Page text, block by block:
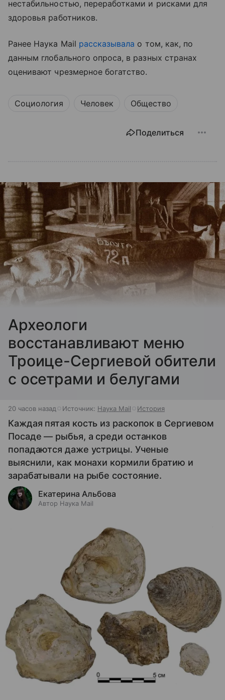
нестабильностью, переработками и рисками для
здоровья работников.
Ранее Наука Mail рассказывала о том, как, по
данным глобального опроса, в разных странах
оценивают чрезмерное богатство.
Социология Человек Общество
Поделиться
Археологи
восстанавливают меню
Троице-Сергиевой обители
с осетрами и белугами
20 часов назад Источник: Наука Mail История
Каждая пятая кость из раскопок в Сергиевом
Посаде — рыбья, а среди останков
попадаются даже устрицы. Ученые
выяснили, как монахи кормили братию и
зарабатывали на рыбе состояние.
Екатерина Альбова
Автор Наука Mail